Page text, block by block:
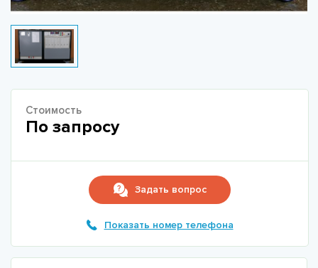
Стоимость
По запросу
Задать вопрос
Показать номер телефона